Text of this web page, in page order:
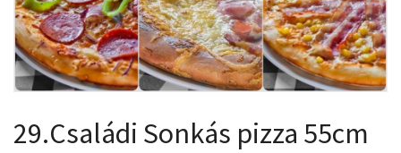
29.Családi Sonkás pizza 55cm